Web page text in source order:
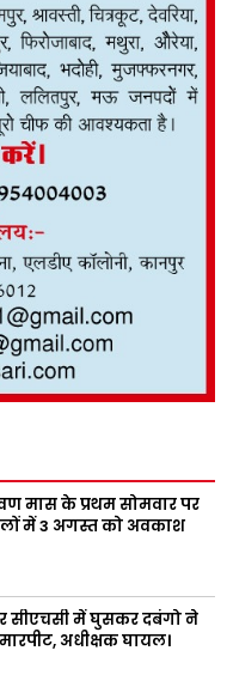
मास के प्रथम सोमवार पर
में 3 अगस्त को अवकाश
सीएचसी में घुसकर दबंगो ने
अधीक्षक घायल।